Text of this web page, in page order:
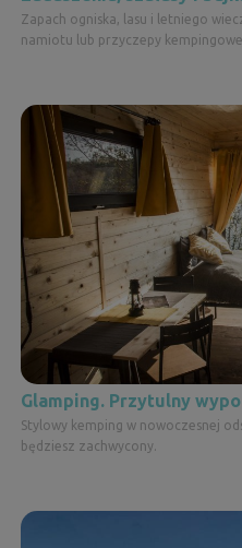
Zapach ogniska, lasu i letniego
namiotu lub przyczepy
Glamping. Przytulny
Stylowy kemping w nowoczesnej
będziesz zachwycony.